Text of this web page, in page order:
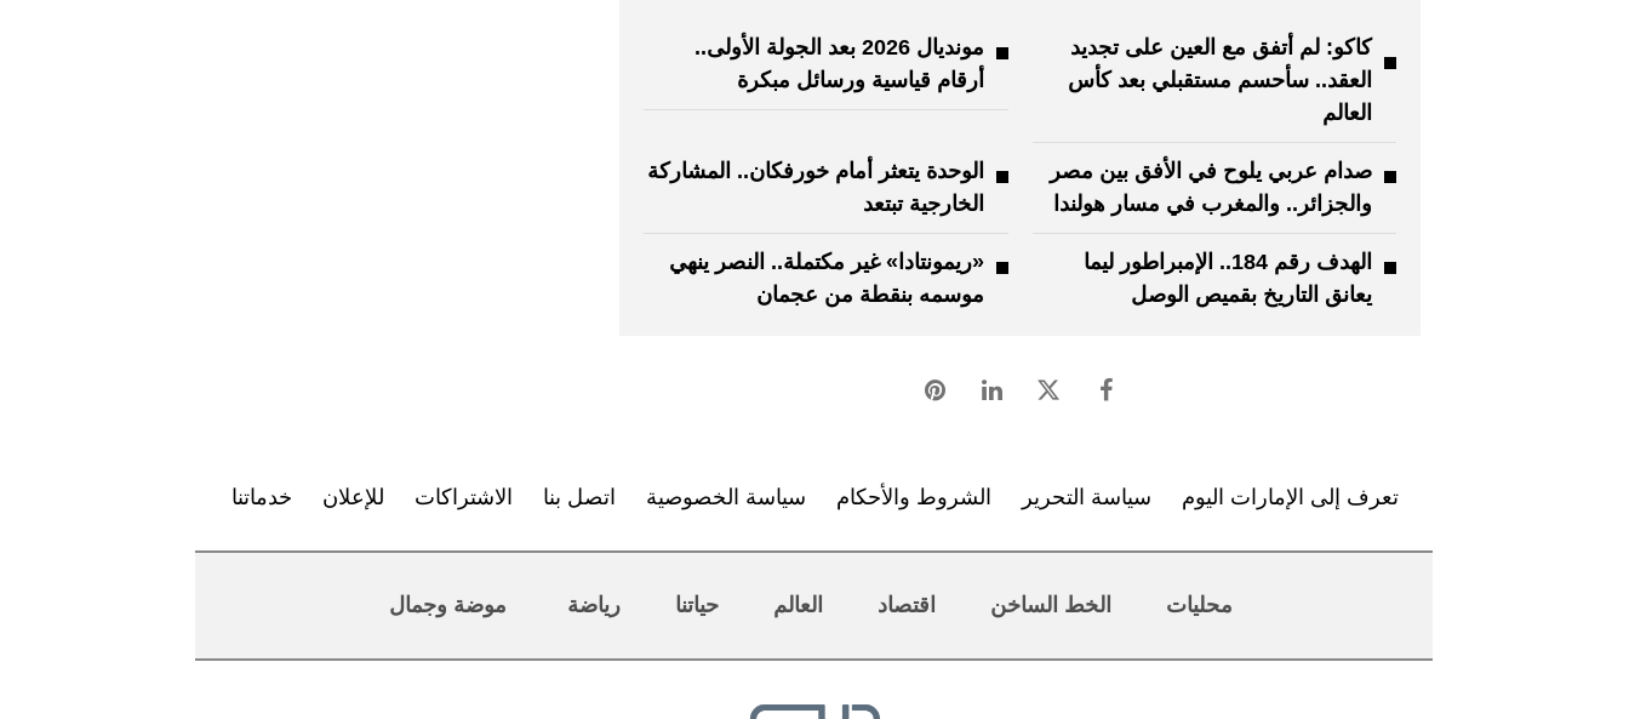
كاكو: لم أتفق مع العين على تجديد
العقد.. سأحسم مستقبلي بعد كأس
العالم
مونديال 2026 بعد الجولة الأولى..
أرقام قياسية ورسائل مبكرة
صدام عربي يلوح في الأفق بين مصر
والجزائر.. والمغرب في مسار هولندا
الوحدة يتعثر أمام خورفكان.. المشاركة
الخارجية تبتعد
الهدف رقم 184.. الإمبراطور ليما
يعانق التاريخ بقميص الوصل
«ريمونتادا» غير مكتملة.. النصر ينهي
موسمه بنقطة من عجمان
تعرف إلى الإمارات اليوم سياسة التحرير الشروط والأحكام سياسة الخصوصية اتصل بنا الاشتراكات للإعلان خدماتنا
محليات الخط الساخن اقتصاد العالم حياتنا رياضة موضة وجمال